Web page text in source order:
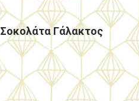
Σοκολάτα Γάλακτος
Μια ιδιαίτερη γεύση που πρέπει να